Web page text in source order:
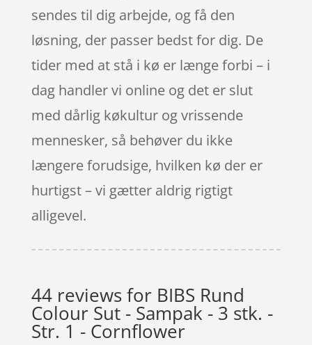
sendes til dig arbejde, og få den
løsning, der passer bedst for dig. De
tider med at stå i kø er længe forbi – i
dag handler vi online og det er slut
med dårlig køkultur og vrissende
mennesker, så behøver du ikke
længere forudsige, hvilken kø der er
hurtigst – vi gætter aldrig rigtigt
alligevel.
44 reviews for BIBS Rund
Colour Sut - Sampak - 3 stk. -
Str. 1 - Cornflower